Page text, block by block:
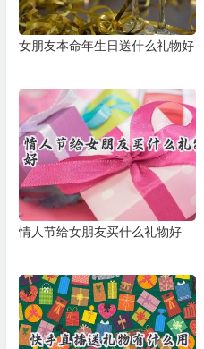
女朋友本命年生日送什么礼物好
情人节给女朋友买什么礼物好